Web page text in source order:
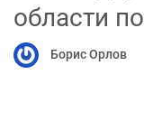
области
Борис Орлов